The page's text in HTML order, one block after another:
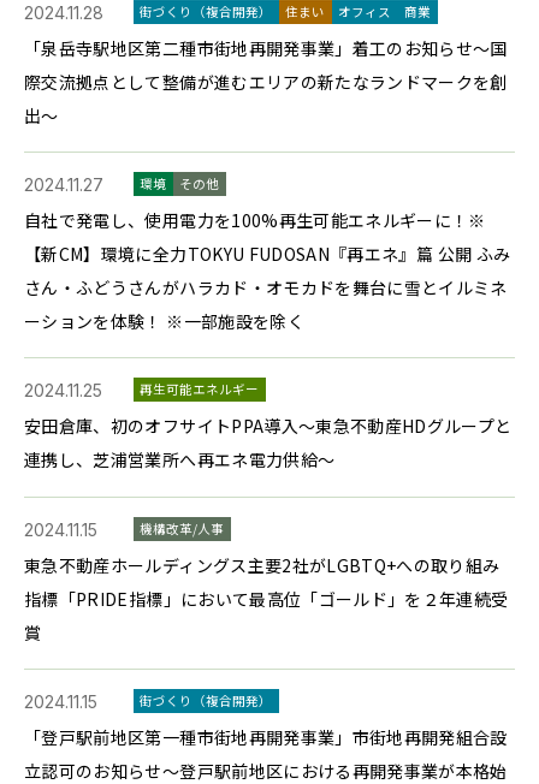
2024.11.28 街づくり（複合開発） 住まい オフィス 商業
「泉岳寺駅地区第二種市街地再開発事業」着工のお知らせ～国
際交流拠点として整備が進むエリアの新たなランドマークを創
出～
2024.11.27 環境 その他
自社で発電し、使用電力を100%再生可能エネルギーに！※
【新CM】環境に全力TOKYU FUDOSAN『再エネ』篇 公開 ふみ
さん・ふどうさんがハラカド・オモカドを舞台に雪とイルミネ
ーションを体験！ ※一部施設を除く
2024.11.25 再生可能エネルギー
安田倉庫、初のオフサイトPPA導入～東急不動産HDグループと
連携し、芝浦営業所へ再エネ電力供給～
2024.11.15 機構改革/人事
東急不動産ホールディングス主要2社がLGBTQ+への取り組み
指標「PRIDE指標」において最高位「ゴールド」を２年連続受
賞
2024.11.15 街づくり（複合開発）
「登戸駅前地区第一種市街地再開発事業」市街地再開発組合設
立認可のお知らせ～登戸駅前地区における再開発事業が本格始